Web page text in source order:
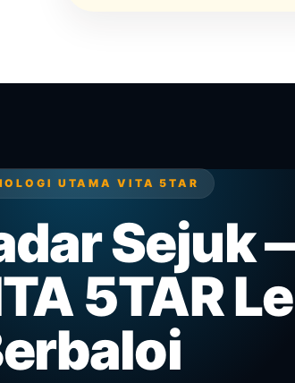
UTAMA VITA 5TAR
Sejuk
5TAR